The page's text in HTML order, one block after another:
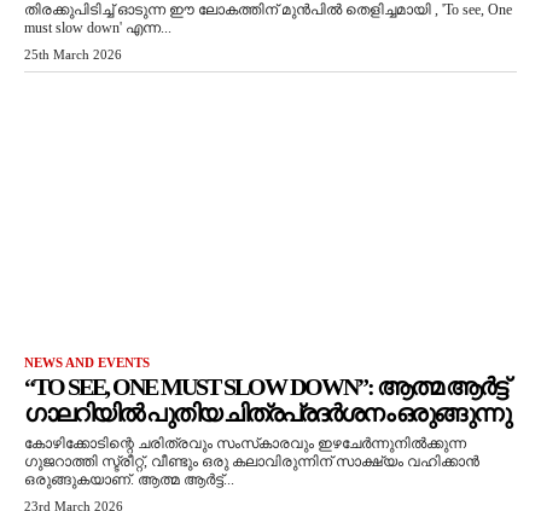
തിരക്കുപിടിച്ച് ഓടുന്ന ഈ ലോകത്തിന് മുൻപിൽ തെളിച്ചമായി , 'To see, One
must slow down' എന്ന...
25th March 2026
NEWS AND EVENTS
“TO SEE, ONE MUST SLOW DOWN”: ആത്മ ആർട്ട്
ഗാലറിയിൽ പുതിയ ചിത്രപ്രദർശനം ഒരുങ്ങുന്നു
കോഴിക്കോടിന്റെ ചരിത്രവും സംസ്‌കാരവും ഇഴചേർന്നുനിൽക്കുന്ന
ഗുജറാത്തി സ്ട്രീറ്റ്, വീണ്ടും ഒരു കലാവിരുന്നിന് സാക്ഷ്യം വഹിക്കാൻ
ഒരുങ്ങുകയാണ്. ആത്മ ആർട്ട്...
23rd March 2026